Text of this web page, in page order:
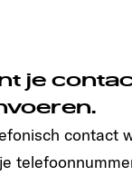
is het:
& versturen
je
contact